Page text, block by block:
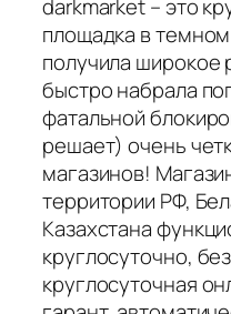
darkmarket – это
площадка в
получила широкое
быстро набрала
фатальной
решает) очень
магазинов!
территории РФ,
Казахстана
круглосуточно,
круглосуточная